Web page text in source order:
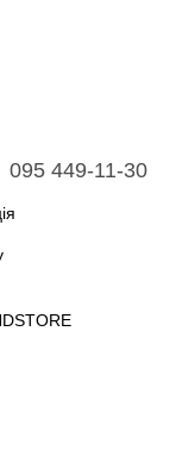
095 449-11-30